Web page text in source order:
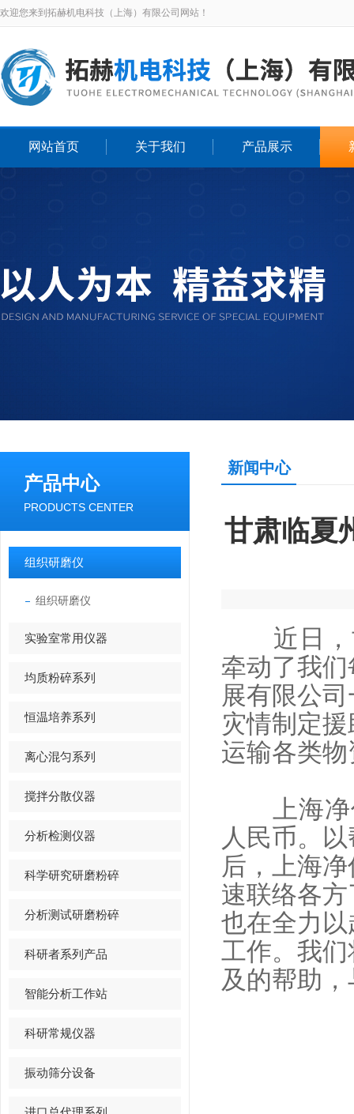
欢迎您来到拓赫机电科技（上海）有限公司网站！
网站首页 关于我们 产品展示
产品中心
PRODUCTS CENTER
组织研磨仪
组织研磨仪
实验室常用仪器
均质粉碎系列
恒温培养系列
离心混匀系列
搅拌分散仪器
分析检测仪器
科学研究研磨粉碎
分析测试研磨粉碎
科研者系列产品
智能分析工作站
科研常规仪器
振动筛分设备
新闻中心
甘肃临夏
近日，甘
牵动了我
展有限公
灾情制定
运输各类
上海净信
人民币。
后，上海
速联络各
也在全力
工作。 我们
及的帮助